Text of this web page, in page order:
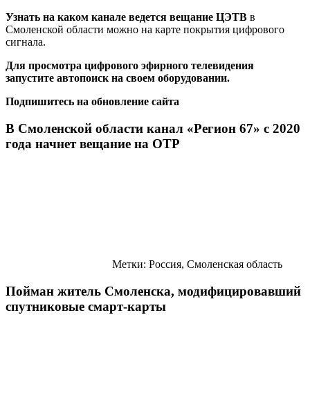
Узнать на каком канале ведется вещание ЦЭТВ в
Смоленской области можно на карте покрытия цифрового
сигнала.
Для просмотра цифрового эфирного телевидения
запустите автопоиск на своем оборудовании.
Подпишитесь на обновление сайта
В Смоленской области канал «Регион 67» с 2020
года начнет вещание на ОТР
Метки: Россия, Смоленская область
Пойман житель Смоленска, модифицировавший
спутниковые смарт-карты